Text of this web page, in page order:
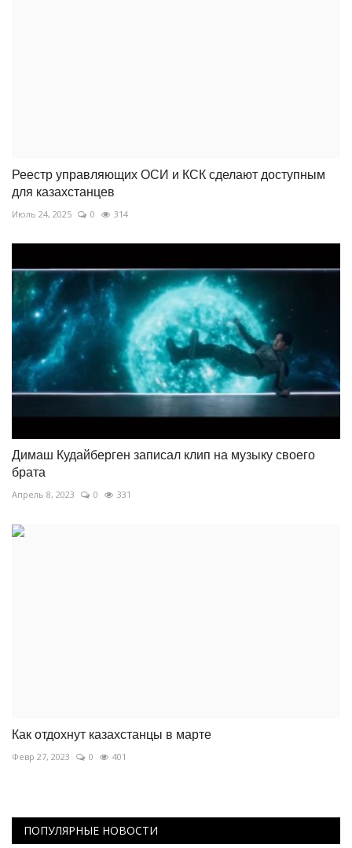
Реестр управляющих ОСИ и КСК сделают доступным
для казахстанцев
Июль 24, 2025 0 314
Димаш Кудайберген записал клип на музыку своего
брата
Апрель 8, 2023 0 331
Как отдохнут казахстанцы в марте
Февр 27, 2023 0 401
ПОПУЛЯРНЫЕ НОВОСТИ